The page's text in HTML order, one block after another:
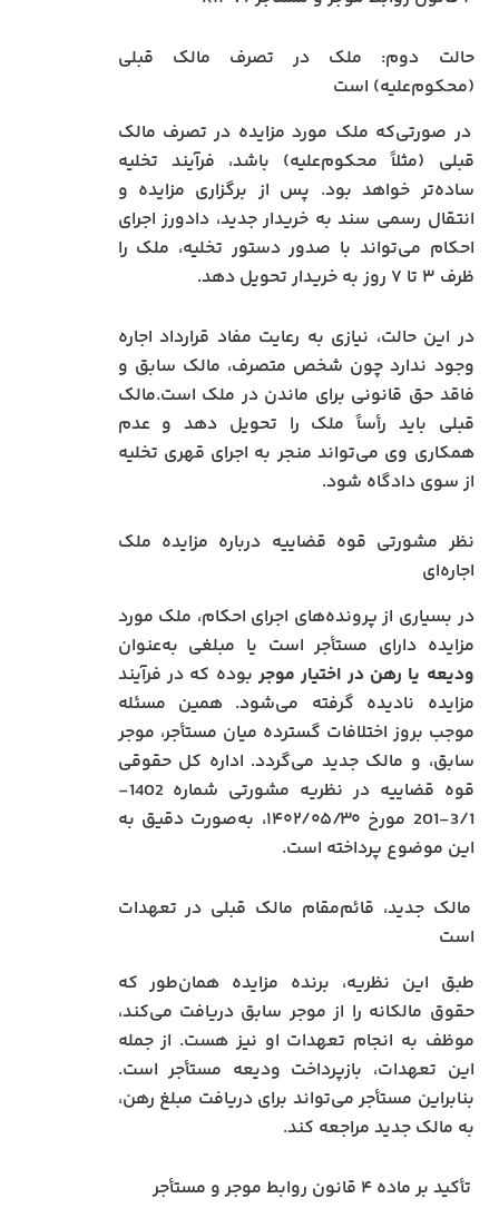
حالت دوم: ملک در تصرف مالک قبلی
(محکوم‌علیه) است
در صورتی‌که ملک مورد مزایده در تصرف مالک
قبلی (مثلاً محکوم‌علیه) باشد، فرآیند تخلیه
ساده‌تر خواهد بود. پس از برگزاری مزایده و
انتقال رسمی سند به خریدار جدید، دادورز اجرای
احکام می‌تواند با صدور دستور تخلیه، ملک را
ظرف ۳ تا ۷ روز به خریدار تحویل دهد.
در این حالت، نیازی به رعایت مفاد قرارداد اجاره
وجود ندارد چون شخص متصرف، مالک سابق و
فاقد حق قانونی برای ماندن در ملک است.مالک
قبلی باید رأساً ملک را تحویل دهد و عدم
همکاری وی می‌تواند منجر به اجرای قهری تخلیه
از سوی دادگاه شود.
نظر مشورتی قوه قضاییه درباره مزایده ملک
اجاره‌ای
در بسیاری از پرونده‌های اجرای احکام، ملک مورد
مزایده دارای مستأجر است یا مبلغی به‌عنوان
ودیعه یا رهن در اختیار موجر بوده که در فرآیند
مزایده نادیده گرفته می‌شود. همین مسئله
موجب بروز اختلافات گسترده میان مستأجر، موجر
سابق، و مالک جدید می‌گردد. اداره کل حقوقی
قوه قضاییه در نظریه مشورتی شماره 1402-
3/1-201 مورخ ۱۴۰۲/۰۵/۳۰، به‌صورت دقیق به
این موضوع پرداخته است.
مالک جدید، قائم‌مقام مالک قبلی در تعهدات
است
طبق این نظریه، برنده مزایده همان‌طور که
حقوق مالکانه را از موجر سابق دریافت می‌کند،
موظف به انجام تعهدات او نیز هست. از جمله
این تعهدات، بازپرداخت ودیعه مستأجر است.
بنابراین مستأجر می‌تواند برای دریافت مبلغ رهن،
به مالک جدید مراجعه کند.
تأکید بر ماده ۴ قانون روابط موجر و مستأجر